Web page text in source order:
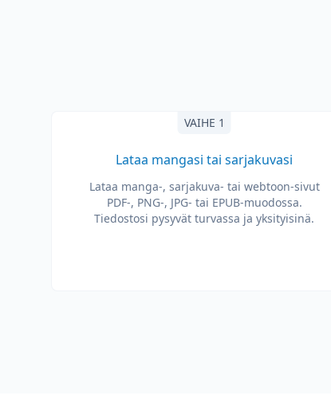
VAIHE 1
Lataa mangasi tai sarjakuvasi
Lataa manga-, sarjakuva- tai webtoon-sivut
PDF-, PNG-, JPG- tai EPUB-muodossa.
Tiedostosi pysyvät turvassa ja yksityisinä.